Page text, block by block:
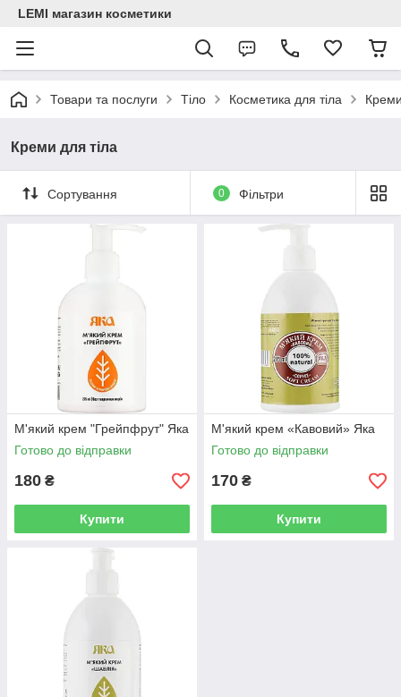
LEMI магазин косметики
Товари та послуги Тіло Косметика для тіла
Креми для тіла
Сортування 0 Фільтри
М'який крем "Грейпфрут" Яка
Готово до відправки
180 ₴
Купити
М'який крем «Кавовий» Яка
Готово до відправки
170 ₴
Купити